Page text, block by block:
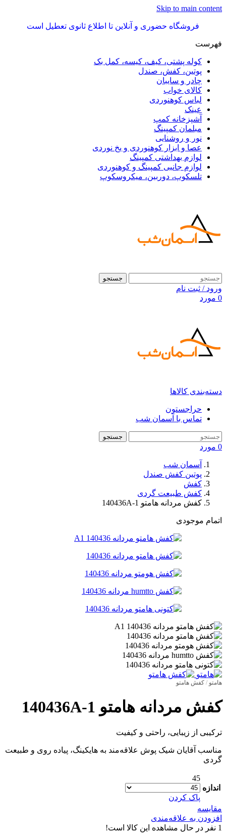
Skip to main content
فروشگاه حضوری و آنلاین تا اطلاع ثانوی تعطیل است
فهرست
کوله پشتی، کیف، کیسه، کمل بک
پوتین، کفش، صندل
چادر و سایبان
کالای خواب
لباس کوهنوردی
عینک
آشپزخانه کمپ
مبلمان کمپینگ
نور و روشنایی
عصا و ابزار کوهنوردی و یخ نوردی
لوازم بهداشتی کمپینگ
لوازم جانبی کمپینگ و کوهنوردی
تلسکوپ، دوربین، میکروسکوپ
جستجو
ورود / ثبت نام
0 مورد
دسته‌بندی کالاها
حراجستون
تماس با آسمان شب
جستجو
0 مورد
آسمان شب
پوتین کفش صندل
کفش
کفش طبیعت گردی
کفش مردانه هامتو 140436A-1
اتمام موجودی
هامتو / کفش هامتو
کفش مردانه هامتو 140436A-1
ترکیبی از زیبایی، راحتی و کیفیت
مناسب آقایان شیک پوش علاقه‌مند به هایکینگ، پیاده روی و طبیعت
گردی
اندازه
45
پاک کردن
مقایسه
افزودن به علاقه‌مندی
1 نفر در حال مشاهده این کالا است!